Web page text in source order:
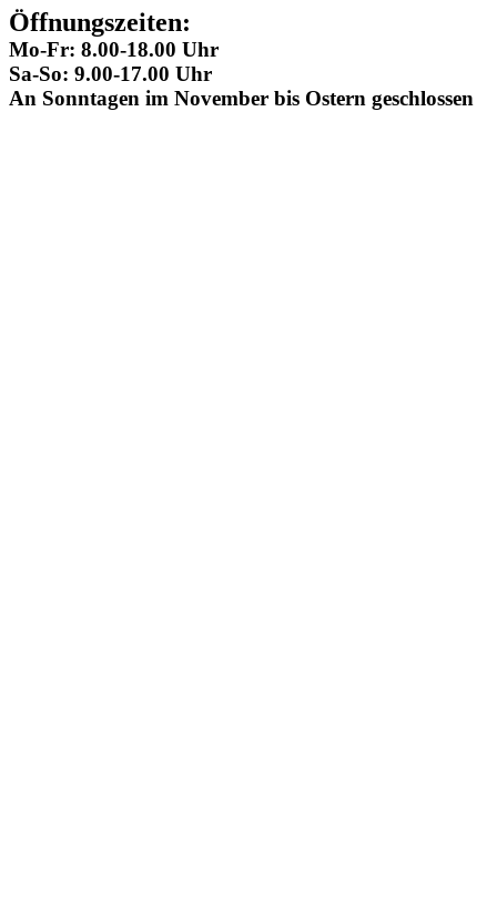
Öffnungszeiten:
Mo-Fr: 8.00-18.00 Uhr
Sa-So: 9.00-17.00 Uhr
An Sonntagen im November bis Ostern geschlossen